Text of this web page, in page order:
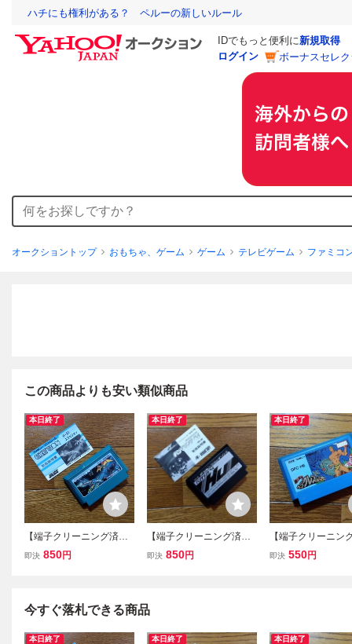
ハチにも権利がある？ ペルーの新しいルール
IDでもっと便利に新規取得
ログイン
ボーナスセレ
オークショントップ おもちゃ、ゲーム ゲーム テレビゲーム ファミコ
この商品よりも安い類似商品
本日終了
【端子クリーニング済
み】FC エクセリオン
即決 850円
本日終了
【端子クリーニング済
み】FC バンゲリングベ
即決 850円
本日終了
【端子クリーニン
み】FC 闘人魔境
即決 550円
今すぐ落札できる商品
本日終了 本日終了 本日終了